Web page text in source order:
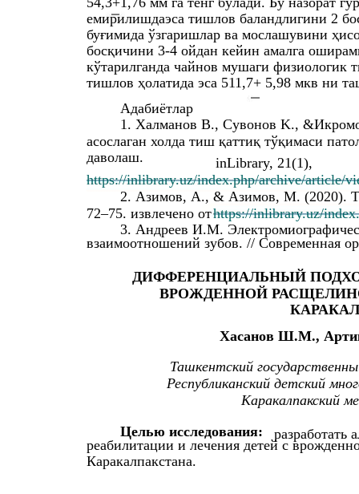
емирилишдаэса тишлов баландлигини 2
буғимида ўзгаришлар ва мослашувини
босқичини 3-4 ойдан кейин амалга
кўтарилганда чайнов мушаги физиологик
тишлов ҳолатида эса 511,7+ 5,98 мкв ни
Адабиётлар
1. Халманов B., Сувонов K.,
асослаган холда тиш қаттиқ тўқимаси
даволаш.
inLibrary, 21(1),
https://inlibrary.uz/index.php/archive/article/
2. Азимов, А., & Азимов, М. (2020).
72–75. извлечено отhttps://inlibrary.uz/
3. Андреев И.М.
взаимоотношений зубов. // Современная
ДИФФЕРЕНЦИАЛЬНЫЙ
ВРОЖДЕННОЙ
Хасанов Ш.М.,
Ташкентский
Республиканский детский
Каракалпакский
Целью исследования:
разработать
реабилитации и лечения детей с
Каракалпакстана.